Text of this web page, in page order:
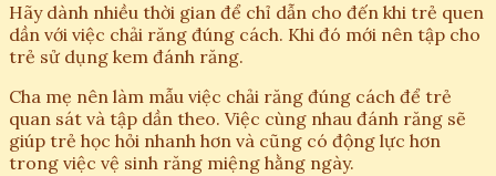
Hãy dành nhiều thời gian để chỉ dẫn cho đến khi trẻ quen
dần với việc chải răng đúng cách. Khi đó mới nên tập cho
trẻ sử dụng kem đánh răng.
Cha mẹ nên làm mẫu việc chải răng đúng cách để trẻ
quan sát và tập dần theo. Việc cùng nhau đánh răng sẽ
giúp trẻ học hỏi nhanh hơn và cũng có động lực hơn
trong việc vệ sinh răng miệng hằng ngày.